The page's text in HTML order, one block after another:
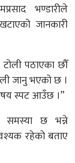
भण्डारीले
जानकारी
पठाएका छौँ
जानु भएको छ ।
स्पट आउँछ ।”
समस्या छ भन्ने
रहेको बताए